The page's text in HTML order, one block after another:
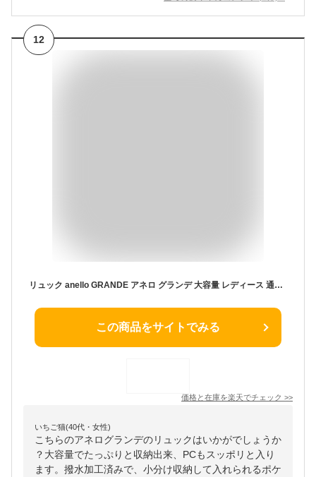
12
リュック anello GRANDE アネロ グランデ 大容量 レディース 通勤 おしゃれ 女子 通学 高校生 35L 大きい 旅行 男子 リュックサック バックパック 多機能 ポケット 多い 女子高生 大学生 中学生 A4 B4 タブレット PC収納 撥水 大人 大学生 トラベル キャリーオン 黒 修学旅行
この商品をサイトでみる
価格と在庫を楽天でチェック >>
いちご猫(40代・女性)
こちらのアネログランデのリュックはいかがでしょうか
？大容量でたっぷりと収納出来、PCもスッポリと入り
ます。撥水加工済みで、小分け収納して入れられるポケ